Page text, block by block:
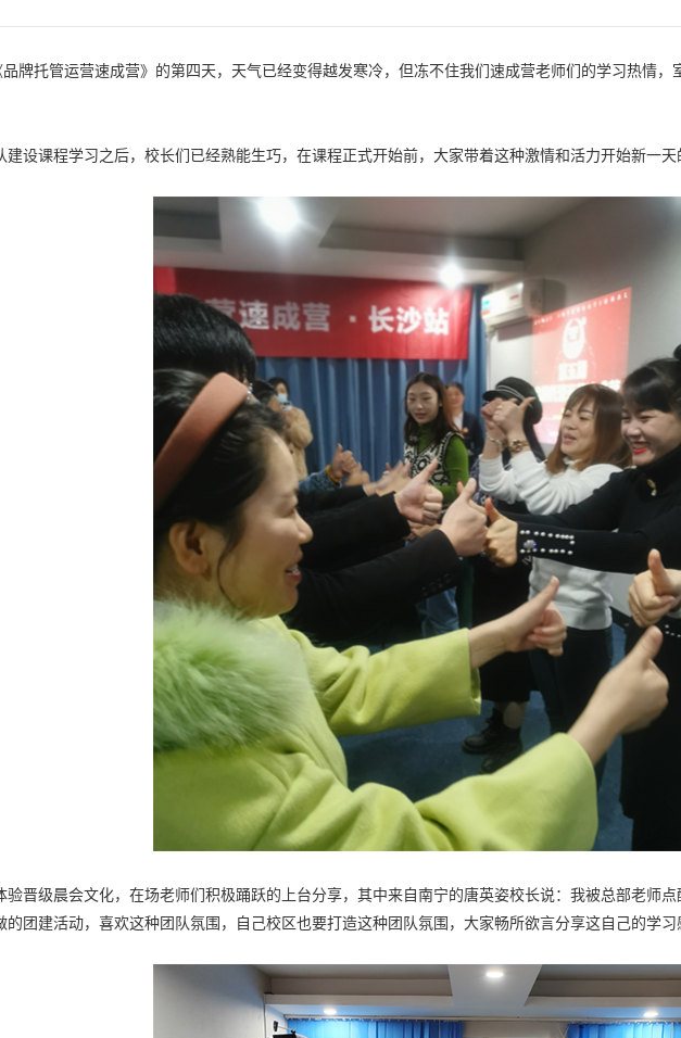
托管运营速成营》的第四天，天气已经变得越发寒冷，但冻不住我们速成营老师们的学习热情，
课程学习之后，校长们已经熟能生巧，在课程正式开始前，大家带着这种激情和活力开始新一
级晨会文化，在场老师们积极踊跃的上台分享，其中来自南宁的唐英姿校长说：我被总部老师
团建活动，喜欢这种团队氛围，自己校区也要打造这种团队氛围，大家畅所欲言分享这自己的学